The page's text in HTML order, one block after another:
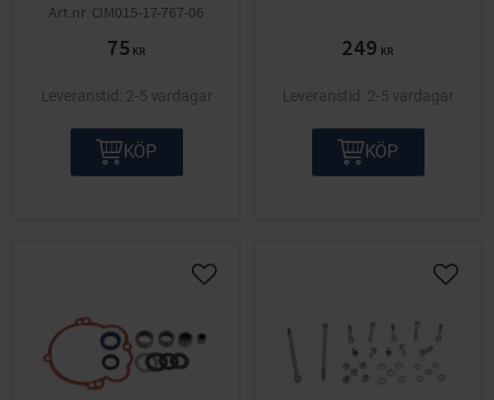
CIM015-17-767-06
75 KR
2-5 vardagar
KÖP
249 KR
2-5 vardagar
KÖP
Lägg till i önskelista Lägg